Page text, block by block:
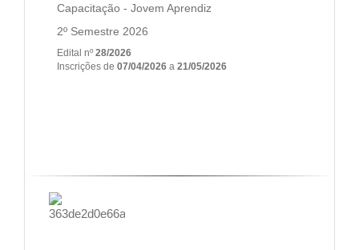
Capacitação - Jovem Aprendiz
2º Semestre 2026
Edital nº28/2026
Inscrições de 07/04/2026 a 21/05/2026